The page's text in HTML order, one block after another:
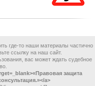
где-то наши материалы частично
ссылку на наш сайт.
вас может ждать судебное
защита
a>